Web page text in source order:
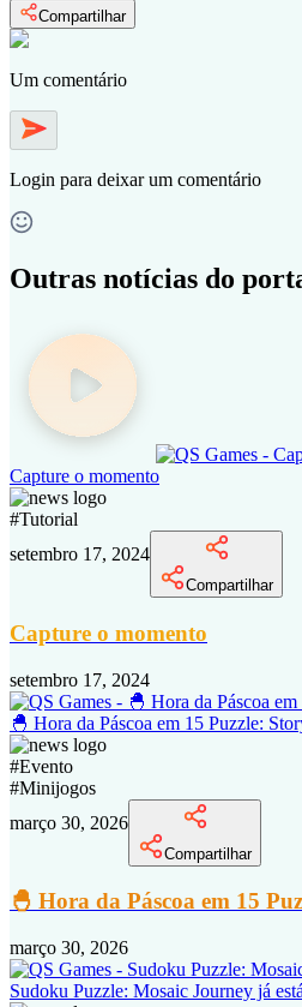
Compartilhar
Um comentário
Login para deixar um comentário
Outras notícias do
Capture o momento
#Tutorial
setembro 17, 2024
Compartilhar
Capture o momento
setembro 17, 2024
🐣 Hora da Páscoa em 15 Puzzle:
#Evento
#Minijogos
março 30, 2026
Compartilhar
🐣 Hora da Páscoa em 15
março 30, 2026
Sudoku Puzzle: Mosaic Journey já